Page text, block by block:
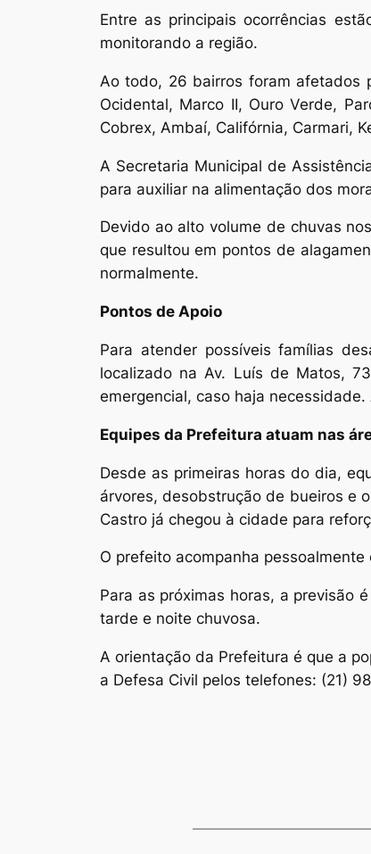
Entre as principais ocorrências
monitorando a região.
Ao todo, 26 bairros foram afetados
Ocidental, Marco II, Ouro Verde,
Cobrex, Ambaí, Califórnia, Carmari,
A Secretaria Municipal de
para auxiliar na alimentação dos
Devido ao alto volume de chuvas
que resultou em pontos de
normalmente.
Pontos de Apoio
Para atender possíveis famílias
localizado na Av. Luís de Matos,
emergencial, caso haja
Equipes da Prefeitura atuam nas
Desde as primeiras horas do dia,
árvores, desobstrução de bueiros e
Castro já chegou à cidade para
O prefeito acompanha
Para as próximas horas, a previsão
tarde e noite chuvosa.
A orientação da Prefeitura é que a
a Defesa Civil pelos telefones: (21)